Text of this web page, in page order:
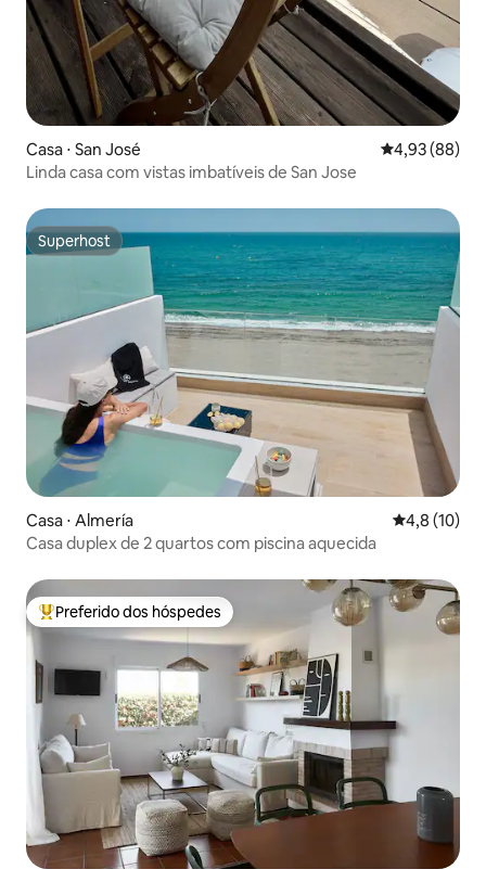
Casa ⋅ San José 4,93 de uma
4,93 (88)
Linda casa com vistas imbatíveis de San Jose
Superhost
Superhost
Casa ⋅ Almería 4,8 de uma
4,8 (10)
Casa duplex de 2 quartos com piscina aquecida
Entre os melhores preferidos dos hóspedes
Preferido dos hóspedes